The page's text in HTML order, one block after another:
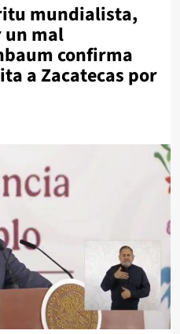
mundialista,
un mal
confirma
a Zacatecas por